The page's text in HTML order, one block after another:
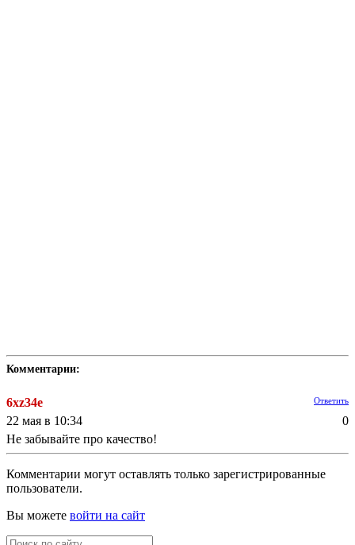
Комментарии:
6xz34e Ответить
0
22 мая в 10:34
Не забывайте про качество!
Комментарии могут оставлять только зарегистрированные
пользователи.
Вы можете войти на сайт